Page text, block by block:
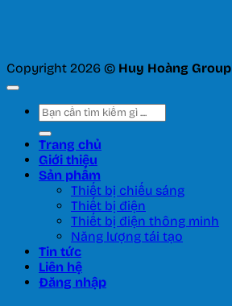
Copyright 2026 © Huy Hoàng Group
Tìm
kiếm:
Trang chủ
Giới thiệu
Sản phẩm
Thiết bị chiếu sáng
Thiết bị điện
Thiết bị điện thông minh
Năng lượng tái tạo
Tin tức
Liên hệ
Đăng nhập